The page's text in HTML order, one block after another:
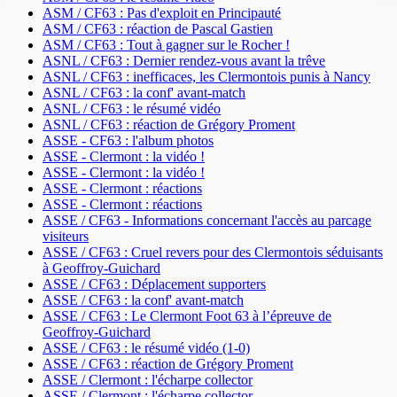
ASM / CF63 : Pas d'exploit en Principauté
ASM / CF63 : réaction de Pascal Gastien
ASM / CF63 : Tout à gagner sur le Rocher !
ASNL / CF63 : Dernier rendez-vous avant la trêve
ASNL / CF63 : inefficaces, les Clermontois punis à Nancy
ASNL / CF63 : la conf' avant-match
ASNL / CF63 : le résumé vidéo
ASNL / CF63 : réaction de Grégory Proment
ASSE - CF63 : l'album photos
ASSE - Clermont : la vidéo !
ASSE - Clermont : la vidéo !
ASSE - Clermont : réactions
ASSE - Clermont : réactions
ASSE / CF63 - Informations concernant l'accès au parcage
visiteurs
ASSE / CF63 : Cruel revers pour des Clermontois séduisants
à Geoffroy-Guichard
ASSE / CF63 : Déplacement supporters
ASSE / CF63 : la conf' avant-match
ASSE / CF63 : Le Clermont Foot 63 à l’épreuve de
Geoffroy-Guichard
ASSE / CF63 : le résumé vidéo (1-0)
ASSE / CF63 : réaction de Grégory Proment
ASSE / Clermont : l'écharpe collector